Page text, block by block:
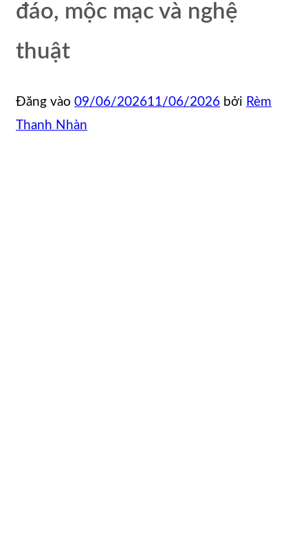
đáo, mộc mạc và nghệ
thuật
Đăng vào 09/06/202611/06/2026 bởi Rèm
Thanh Nhàn